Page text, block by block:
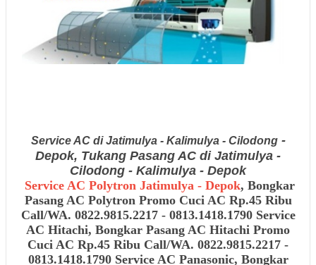
Service AC di Jatimulya - Kalimulya - Cilodong-
Depok, Tukang Pasang AC di Jatimulya -
Cilodong - Kalimulya - Depok
Service AC Polytron Jatimulya - Depok, Bongkar
Pasang AC Polytron Promo Cuci AC Rp.45 Ribu
Call/WA. 0822.9815.2217 - 0813.1418.1790 Service
AC Hitachi, Bongkar Pasang AC Hitachi Promo
Cuci AC Rp.45 Ribu Call/WA. 0822.9815.2217 -
0813.1418.1790 Service AC Panasonic, Bongkar